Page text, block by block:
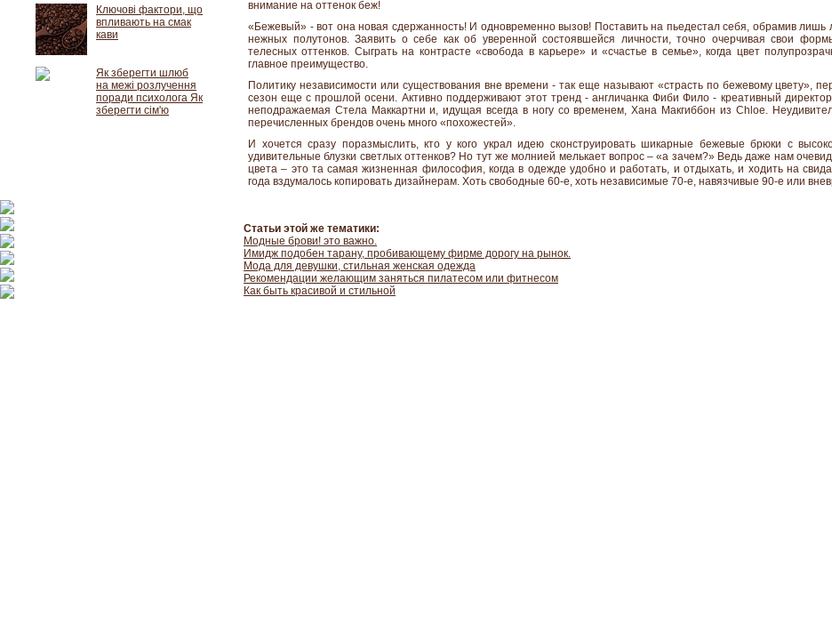
внимание на оттенок беж!
«Бежевый» - вот она новая сдержанность! И одновременно вызов! Поставить на пьедестал себя, обрамив лишь
нежных полутонов. Заявить о себе как об уверенной состоявшейся личности, точно очерчивая свои
телесных оттенков. Сыграть на контрасте «свобода в карьере» и «счастье в семье», когда цвет
главное преимущество.
Политику независимости или существования вне времени - так еще называют «страсть по бежевому цвету»,
сезон еще с прошлой осени. Активно поддерживают этот тренд - англичанка Фиби Фило - креативный
неподражаемая Стела Маккартни и, идущая всегда в ногу со временем, Хана Макгиббон из Chloe.
перечисленных брендов очень много «похожестей».
И хочется сразу поразмыслить, кто у кого украл идею сконструировать шикарные бежевые брюки с
удивительные блузки светлых оттенков? Но тут же молнией мелькает вопрос – «а зачем?» Ведь даже нам
цвета – это та самая жизненная философия, когда в одежде удобно и работать, и отдыхать, и ходить на
года вздумалось копировать дизайнерам. Хоть свободные 60-е, хоть независимые 70-е, навязчивые 90-е или
Статьи этой же тематики:
Модные брови! это важно.
Имидж подобен тарану, пробивающему фирме дорогу на рынок.
Мода для девушки, стильная женская одежда
Рекомендации желающим заняться пилатесом или фитнесом
Как быть красивой и стильной
Ключові фактори, що
впливають на смак
кави
Як зберегти шлюб
на межі розлучення
поради психолога Як
зберегти сім'ю